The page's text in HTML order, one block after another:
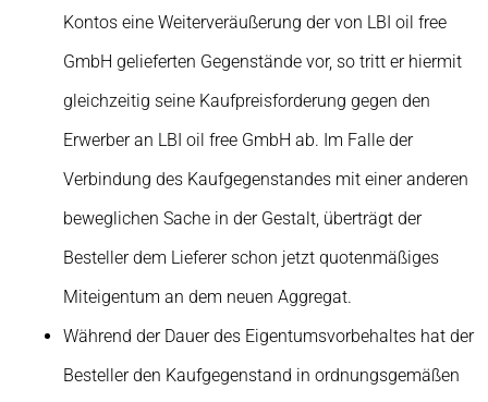
Kontos eine Weiterveräußerung der von LBI oil free
GmbH gelieferten Gegenstände vor, so tritt er hiermit
gleichzeitig seine Kaufpreisforderung gegen den
Erwerber an LBI oil free GmbH ab. Im Falle der
Verbindung des Kaufgegenstandes mit einer anderen
beweglichen Sache in der Gestalt, überträgt der
Besteller dem Lieferer schon jetzt quotenmäßiges
Miteigentum an dem neuen Aggregat.
Während der Dauer des Eigentumsvorbehaltes hat der
Besteller den Kaufgegenstand in ordnungsgemäßen